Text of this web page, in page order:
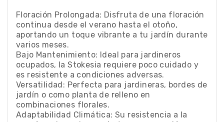
Floración Prolongada: Disfruta de una floración
continua desde el verano hasta el otoño,
aportando un toque vibrante a tu jardín durante
varios meses.
Bajo Mantenimiento: Ideal para jardineros
ocupados, la Stokesia requiere poco cuidado y
es resistente a condiciones adversas.
Versatilidad: Perfecta para jardineras, bordes de
jardín o como planta de relleno en
combinaciones florales.
Adaptabilidad Climática: Su resistencia a la